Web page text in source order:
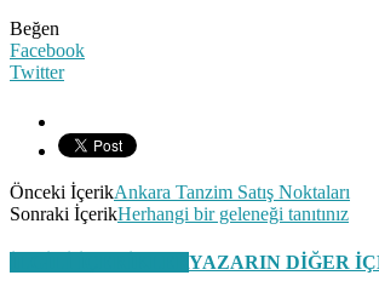
Beğen
Facebook
Twitter
Önceki İçerikAnkara Tanzim Satış Noktaları
Sonraki İçerikHerhangi bir geleneği tanıtınız
YAZARIN DİĞER